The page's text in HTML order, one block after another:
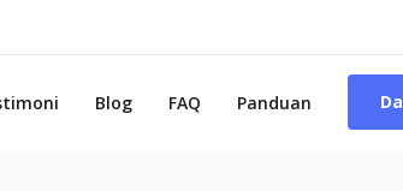
Blog FAQ Panduan